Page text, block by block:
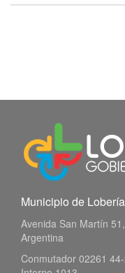
Municipio de Lobería
Avenida San Martín
Argentina
Conmutador 02261